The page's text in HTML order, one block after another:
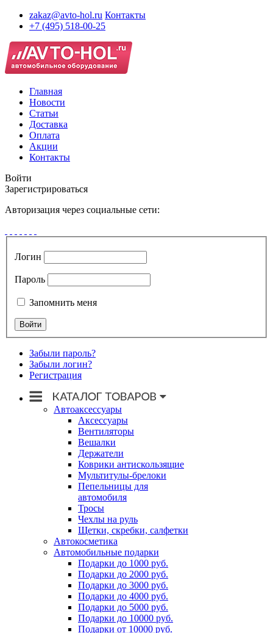
zakaz@avto-hol.ru Контакты
+7 (495) 518-00-25
Главная
Новости
Статьи
Доставка
Оплата
Акции
Контакты
Войти
Зарегистрироваться
Авторизация через социальные сети:
Логин
Пароль
Запомнить меня
Забыли пароль?
Забыли логин?
Регистрация
Автоаксессуары
Аксессуары
Вентиляторы
Вешалки
Держатели
Коврики антискользящие
Мультитулы-брелоки
Пепельницы для
автомобиля
Тросы
Чехлы на руль
Щетки, скребки, салфетки
Автокосметика
Автомобильные подарки
Подарки до 1000 руб.
Подарки до 2000 руб.
Подарки до 3000 руб.
Подарки до 4000 руб.
Подарки до 5000 руб.
Подарки до 10000 руб.
Подарки от 10000 руб.